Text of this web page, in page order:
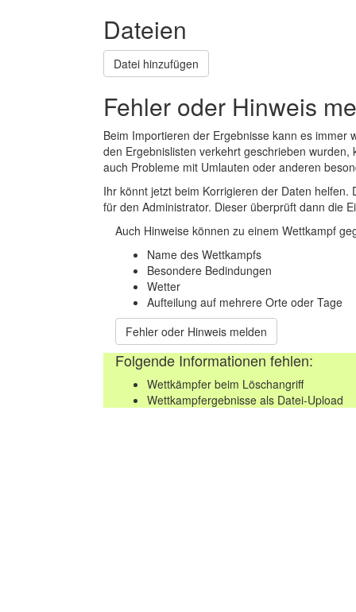
Dateien
Datei hinzufügen
Fehler oder Hinweis
Beim Importieren der Ergebnisse kann es
den Ergebnislisten verkehrt geschrieben
auch Probleme mit Umlauten oder anderen
Ihr könnt jetzt beim Korrigieren der Daten
für den Administrator. Dieser überprüft dann die
Auch Hinweise können zu einem Wettkampf
Name des Wettkampfs
Besondere Bedindungen
Wetter
Aufteilung auf mehrere Orte oder Tage
Fehler oder Hinweis melden
Folgende Informationen fehlen:
Wettkämpfer beim Löschangriff
Wettkampfergebnisse als Datei-Upload